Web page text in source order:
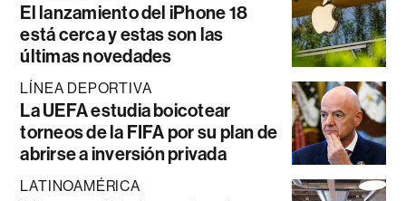
El lanzamiento del iPhone 18
está cerca y estas son las
últimas novedades
LÍNEA DEPORTIVA
La UEFA estudia boicotear
torneos de la FIFA por su plan de
abrirse a inversión privada
LATINOAMÉRICA